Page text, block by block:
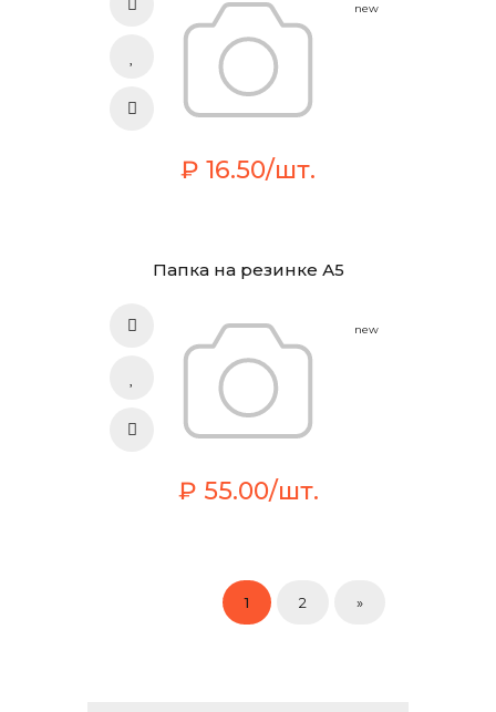
new
₽ 16.50/шт.
Папка на резинке А5
new
₽ 55.00/шт.
1 2 »